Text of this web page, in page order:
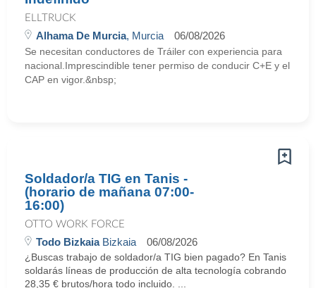
ELLTRUCK
Alhama De Murcia, Murcia 06/08/2026
Se necesitan conductores de Tráiler con experiencia para
nacional.Imprescindible tener permiso de conducir C+E y el
CAP en vigor.&nbsp;
Soldador/a TIG en Tanis -
(horario de mañana 07:00-
16:00)
OTTO WORK FORCE
Todo BizkaiaBizkaia 06/08/2026
¿Buscas trabajo de soldador/a TIG bien pagado? En Tanis
soldarás líneas de producción de alta tecnología cobrando
28,35 € brutos/hora todo incluido. ...